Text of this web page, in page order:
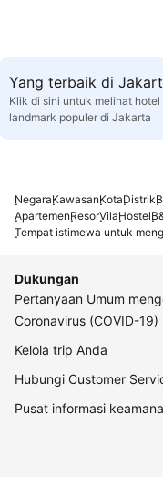
Yang terbaik di
Klik di sini untuk melihat
landmark populer di Jakarta
NegaraKawasanKotaDistrik
ApartemenResorVilaHostel
Tempat istimewa untuk
Dukungan
Pertanyaan Umum
Coronavirus (COVID-19)
Kelola trip Anda
Hubungi Customer
Pusat informasi